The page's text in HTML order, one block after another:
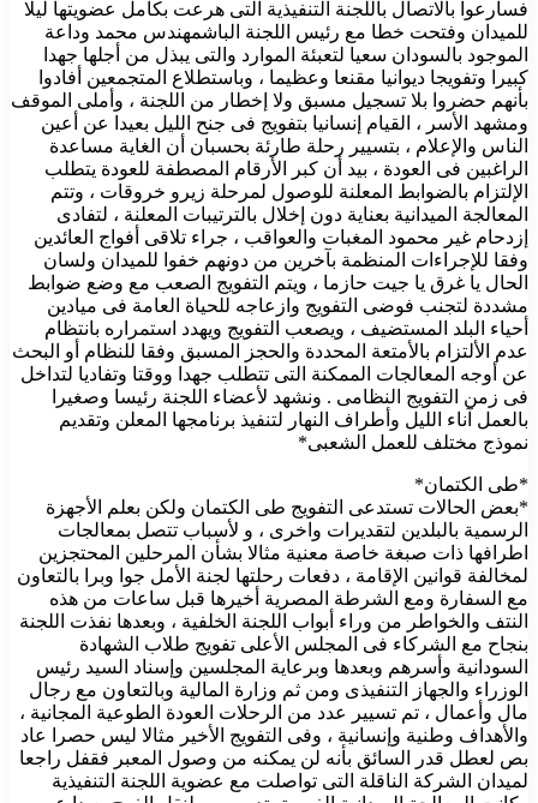
فسارعوا بالاتصال باللجنة التنفيذية التى هرعت بكامل عضويتها ليلا
للميدان وفتحت خطا مع رئيس اللجنة الباشمهندس محمد وداعة
الموجود بالسودان سعيا لتعبئة الموارد والتى يبذل من أجلها جهدا
كبيرا وتفويجا ديوانيا مقنعا وعظيما ، وباستطلاع المتجمعين أفادوا
بأنهم حضروا بلا تسجيل مسبق ولا إخطار من اللجنة ، وأملى الموقف
ومشهد الأسر ، القيام إنسانيا بتفويج فى جنح الليل بعيدا عن أعين
الناس والإعلام ، بتسيير رحلة طارئة بحسبان أن الغاية مساعدة
الراغبين فى العودة ، بيد أن كبر الأرقام المصطفة للعودة يتطلب
الإلتزام بالضوابط المعلنة للوصول لمرحلة زيرو خروقات ، وتتم
المعالجة الميدانية بعناية دون إخلال بالترتيبات المعلنة ، لتفادى
إزدحام غير محمود المغبات والعواقب ، جراء تلاقى أفواج العائدين
وفقا للإجراءات المنظمة بآخرين من دونهم خفوا للميدان ولسان
الحال يا غرق يا جيت حازما ، ويتم التفويج الصعب مع وضع ضوابط
مشددة لتجنب فوضى التفويج وازعاجه للحياة العامة فى ميادين
أحياء البلد المستضيف ، ويصعب التفويج ويهدد استمراره بانتظام
عدم الألتزام بالأمتعة المحددة والحجز المسبق وفقا للنظام أو البحث
عن أوجه المعالجات الممكنة التى تتطلب جهدا ووقتا وتفاديا لتداخل
فى زمن التفويج النظامى . ونشهد لأعضاء اللجنة رئيسا وصغيرا
بالعمل آناء الليل وأطراف النهار لتنفيذ برنامجها المعلن وتقديم
نموذج مختلف للعمل الشعبى*
*طى الكتمان*
*بعض الحالات تستدعى التفويج طى الكتمان ولكن بعلم الأجهزة
الرسمية بالبلدين لتقديرات واخرى ، و لأسباب تتصل بمعالجات
اطرافها ذات صبغة خاصة معنية مثالا بشأن المرحلين المحتجزين
لمخالفة قوانين الإقامة ، دفعات رحلتها لجنة الأمل جوا وبرا بالتعاون
مع السفارة ومع الشرطة المصرية أخيرها قبل ساعات من هذه
النتف والخواطر من وراء أبواب اللجنة الخلفية ، وبعدها نفذت اللجنة
بنجاح مع الشركاء فى المجلس الأعلى تفويج طلاب الشهادة
السودانية وأسرهم وبعدها وبرعاية المجلسين وإسناد السيد رئيس
الوزراء والجهاز التنفيذى ومن ثم وزارة المالية وبالتعاون مع رجال
مال وأعمال ، تم تسيير عدد من الرحلات العودة الطوعية المجانية ،
والأهداف وطنية وإنسانية ، وفى التفويج الأخير مثالا ليس حصرا عاد
بص لعطل قدر السائق بأنه لن يمكنه من وصول المعبر فقفل راجعا
لميدان الشركة الناقلة التى تواصلت مع عضوية اللجنة التنفيذية